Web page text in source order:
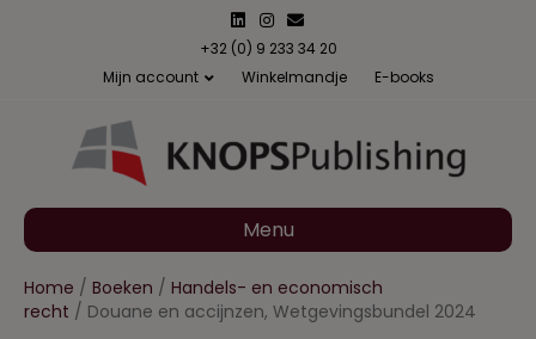
n
n
s
a
m
m
a
l
+32 (0) 9 233 34 20
Mijn account
Winkelmandje E-books
Menu
Home / Boeken / Handels- en economisch
recht / Douane en accijnzen, Wetgevingsbundel 2024